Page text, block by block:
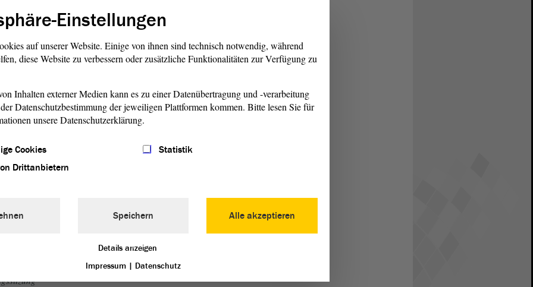
- Wer gibt dieser seine
ist bei den
zu sehen. Wer ist gegen
des
- Das sind dieFraktionDIE
Das ist die Fraktion
GRÜNEN.
Hufeisenprinzip!)
und der
16 ist beendet.
Einstellungen
auf unserer Website. Einige von ihnen sind technisch notwendig, während
diese Website zu verbessern oder zusätzliche Funktionalitäten zur Verfügung zu
Inhalten externer Medien kann es zu einer Datenübertragung und -verarbeitung
Datenschutzbestimmung der jeweiligen Plattformen kommen. Bitte lesen Sie für
unsere Datenschutzerklärung.
Cookies
Statistik
Drittanbietern
Alle akzeptieren
Speichern
Details anzeigen
Impressum | Datenschutz